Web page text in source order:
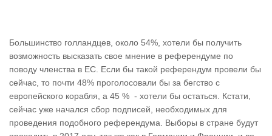
Большинство голландцев, около 54%, хотели бы получить
возможность высказать свое мнение в референдуме по
поводу членства в ЕС. Если бы такой референдум провели бы
сейчас, то почти 48% проголосовали бы за бегство с
европейского корабля, а 45 % - хотели бы остаться. Кстати,
сейчас уже начался сбор подписей, необходимых для
проведения подобного референдума. Выборы в стране будут